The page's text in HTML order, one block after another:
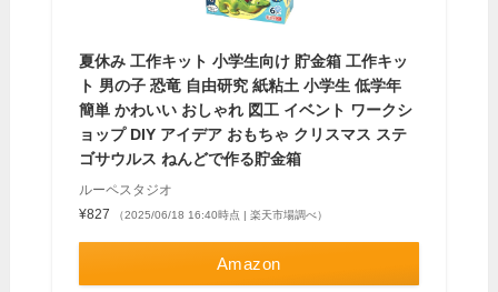
夏休み 工作キット 小学生向け 貯金箱 工作キッ
ト 男の子 恐竜 自由研究 紙粘土 小学生 低学年
簡単 かわいい おしゃれ 図工 イベント ワークシ
ョップ DIY アイデア おもちゃ クリスマス ステ
ゴサウルス ねんどで作る貯金箱
ルーペスタジオ
¥827
（2025/06/18 16:40時点 | 楽天市場調べ）
Amazon